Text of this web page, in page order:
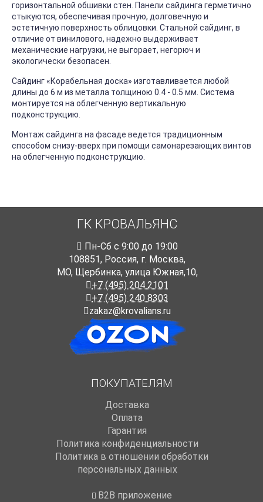
горизонтальной обшивки стен. Панели сайдинга герметично
стыкуются, обеспечивая прочную, долговечную и
эстетичную поверхность облицовки. Стальной сайдинг, в
отличие от винилового, надежно выдерживает
механические нагрузки, не выгорает, негорюч и
экологически безопасен.
Сайдинг «Корабельная доска» изготавливается любой
длины до 6 м из металла толщиною 0.4 - 0.5 мм. Система
монтируется на облегченную вертикальную
подконструкцию.
Монтаж сайдинга на фасаде ведется традиционным
способом снизу-вверх при помощи самонарезающих винтов
на облегченную подконструкцию.
ГК КРОВАЛЬЯНС
Пн-Cб с 9:00 до 19:00
108851, Россия, г. Москва,
МО, Щербинка, улица Южная,10,
+7 (495) 204 2101
+7 (495) 240 8303
zakaz@krovalians.ru
ПОКУПАТЕЛЯМ
Доставка
Оплата
Гарантия
Политика конфиденциальности
Политика в отношении обработки
персональных данных
B2B приложение